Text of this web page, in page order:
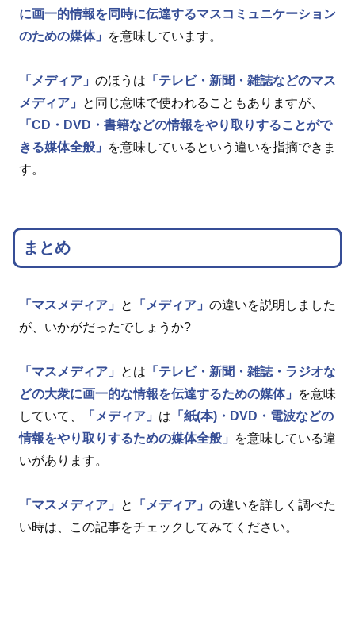
に画一的情報を同時に伝達するマスコミュニケーション
のための媒体」
を意味しています。
「メディア」 のほうは 「テレビ・新聞・雑誌などのマス
メディア」
と同じ意味で使われることもありますが、
「CD・DVD・書籍などの情報をやり取りすることがで
きる媒体全般」
を意味しているという違いを指摘できま
す。
まとめ
「マスメディア」 と 「メディア」 の違いを説明しました
が、いかがだったでしょうか?
「マスメディア」 とは 「テレビ・新聞・雑誌・ラジオな
どの大衆に画一的な情報を伝達するための媒体」
を意味
していて、
「メディア」 は 「紙(本)・DVD・電波などの
情報をやり取りするための媒体全般」
を意味している違
いがあります。
「マスメディア」 と 「メディア」 の違いを詳しく調べた
い時は、この記事をチェックしてみてください。